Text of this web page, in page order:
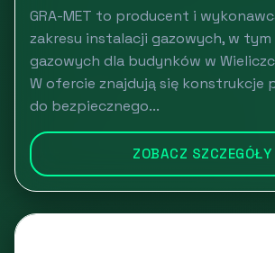
GRA-MET to producent i
zakresu instalacji gazowych, w tym
gazowych dla budynków w
W ofercie znajdują się konstrukcje
do bezpiecznego...
ZOBACZ SZCZEGÓŁY